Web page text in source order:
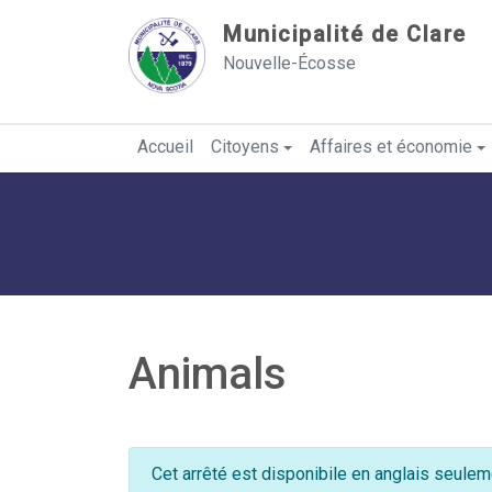
Municipalité de Clare
Nouvelle-Écosse
Accueil Citoyens Affaires et économie
Animals
Cet arrêté est disponibile en anglais